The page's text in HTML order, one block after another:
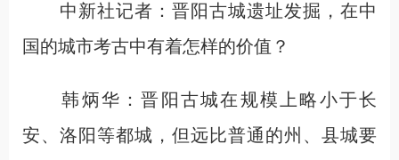
中新社记者：晋阳古城遗址发掘，在中
国的城市考古中有着怎样的价值？
韩炳华：晋阳古城在规模上略小于长
安、洛阳等都城，但远比普通的州、县城要